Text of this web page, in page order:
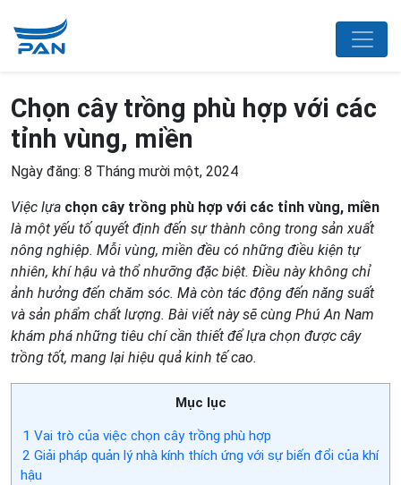
Chọn cây trồng phù hợp với các
tỉnh vùng, miền
Ngày đăng: 8 Tháng mười một, 2024
Việc lựa chọn cây trồng phù hợp với các tỉnh vùng, miền
là một yếu tố quyết định đến sự thành công trong sản xuất
nông nghiệp. Mỗi vùng, miền đều có những điều kiện tự
nhiên, khí hậu và thổ nhưỡng đặc biệt. Điều này không chỉ
ảnh hưởng đến chăm sóc. Mà còn tác động đến năng suất
và sản phẩm chất lượng. Bài viết này sẽ cùng Phú An Nam
khám phá những tiêu chí cần thiết để lựa chọn được cây
trồng tốt, mang lại hiệu quả kinh tế cao.
Mục lục
1 Vai trò của việc chọn cây trồng phù hợp
2 Giải pháp quản lý nhà kính thích ứng với sự biến đổi của khí
hậu